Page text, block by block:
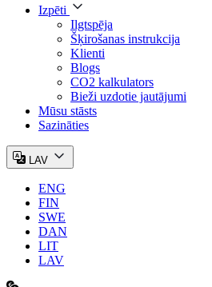
Izpēti
Ilgtspēja
Šķirošanas instrukcija
Klienti
Blogs
CO2 kalkulators
Bieži uzdotie jautājumi
Mūsu stāsts
Sazināties
LAV
ENG
FIN
SWE
DAN
LIT
LAV